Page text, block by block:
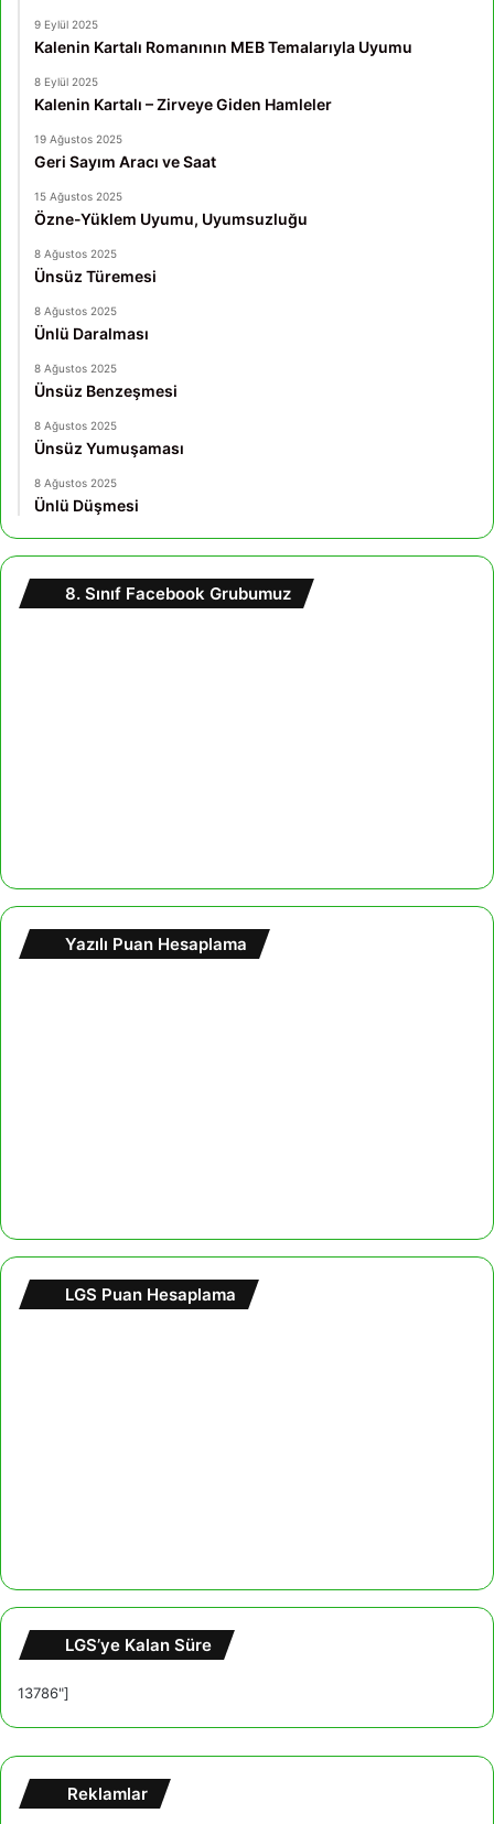
9 Eylül 2025
Kalenin Kartalı Romanının MEB Temalarıyla Uyumu
8 Eylül 2025
Kalenin Kartalı – Zirveye Giden Hamleler
19 Ağustos 2025
Geri Sayım Aracı ve Saat
15 Ağustos 2025
Özne-Yüklem Uyumu, Uyumsuzluğu
8 Ağustos 2025
Ünsüz Türemesi
8 Ağustos 2025
Ünlü Daralması
8 Ağustos 2025
Ünsüz Benzeşmesi
8 Ağustos 2025
Ünsüz Yumuşaması
8 Ağustos 2025
Ünlü Düşmesi
8. Sınıf Facebook Grubumuz
Yazılı Puan Hesaplama
LGS Puan Hesaplama
LGS’ye Kalan Süre
13786"]
Reklamlar